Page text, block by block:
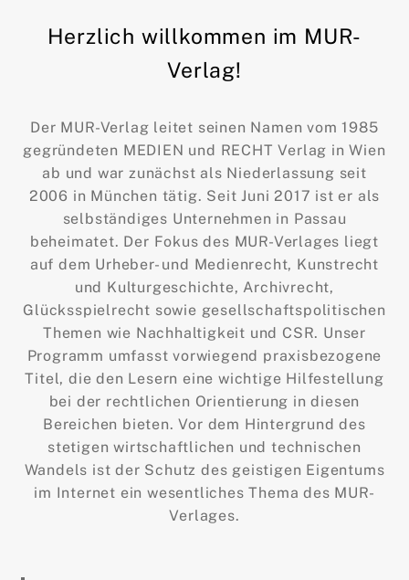
Herzlich willkommen im MUR-
Verlag!
Der MUR-Verlag leitet seinen Namen vom 1985
gegründeten MEDIEN und RECHT Verlag in Wien
ab und war zunächst als Niederlassung seit
2006 in München tätig. Seit Juni 2017 ist er als
selbständiges Unternehmen in Passau
beheimatet. Der Fokus des MUR-Verlages liegt
auf dem Urheber- und Medienrecht, Kunstrecht
und Kulturgeschichte, Archivrecht,
Glücksspielrecht sowie gesellschaftspolitischen
Themen wie Nachhaltigkeit und CSR. Unser
Programm umfasst vorwiegend praxisbezogene
Titel, die den Lesern eine wichtige Hilfestellung
bei der rechtlichen Orientierung in diesen
Bereichen bieten. Vor dem Hintergrund des
stetigen wirtschaftlichen und technischen
Wandels ist der Schutz des geistigen Eigentums
im Internet ein wesentliches Thema des MUR-
Verlages.